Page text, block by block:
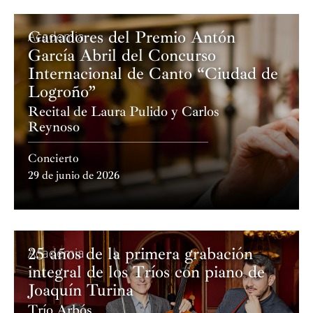
Academia
Ganadores del Premio Antón
García Abril del Concurso
Internacional de Canto “Ciudad de
Logroño”
Recital de Laura Pulido y Carlos
Reynoso
Concierto
29 de junio de 2026
Academia
25 años de la primera grabación
integral de los Tríos con piano de
Joaquín Turina
Trío Arbós